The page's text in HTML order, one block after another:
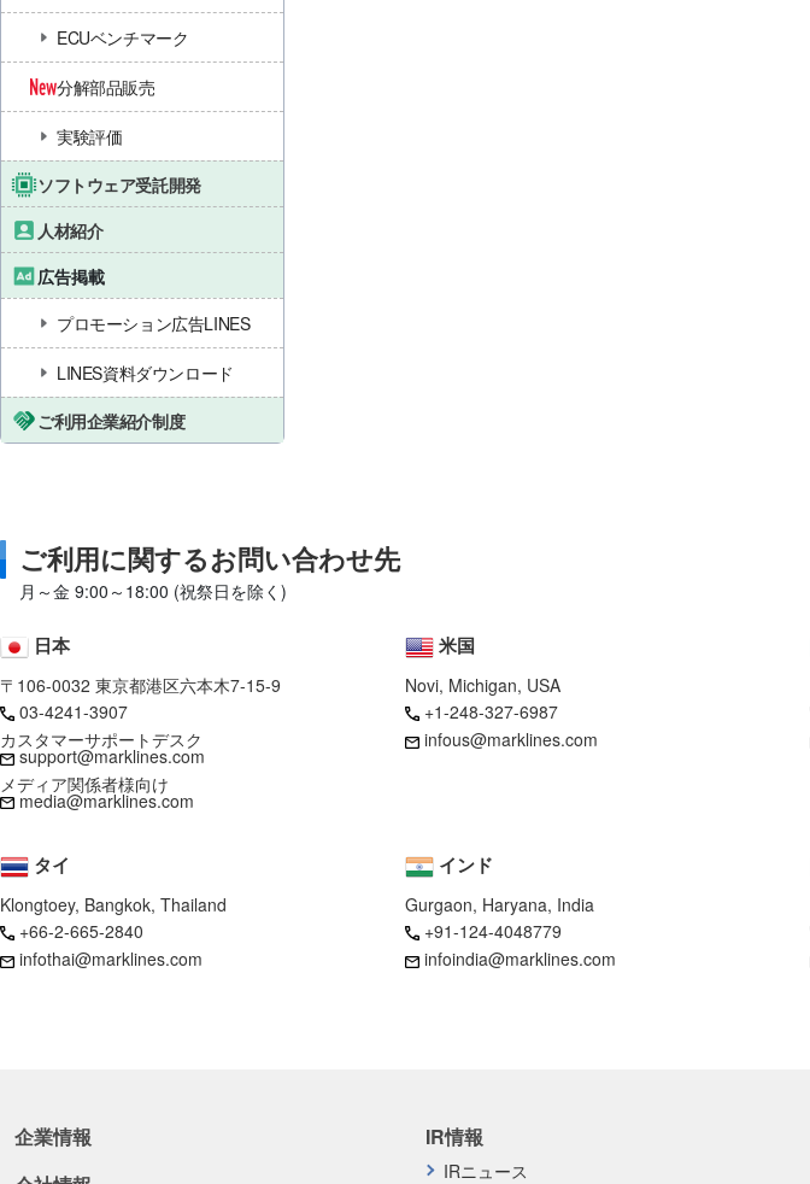
ECUベンチマーク
分解部品販売
実験評価
ソフトウェア受託開発
人材紹介
広告掲載
プロモーション広告LINES
LINES資料ダウンロード
ご利用企業紹介制度
ご利用に関するお問い合わせ先
月～金 9:00～18:00 (祝祭日を除く)
日本
〒106-0032 東京都港区六本木7-15-9
03-4241-3907
カスタマーサポートデスク
support@marklines.com
メディア関係者様向け
media@marklines.com
米国
Novi, Michigan, USA
+1-248-327-6987
infous@marklines.com
タイ
Klongtoey, Bangkok, Thailand
+66-2-665-2840
infothai@marklines.com
インド
Gurgaon, Haryana, India
+91-124-4048779
infoindia@marklines.com
企業情報 IR情報
IRニュース